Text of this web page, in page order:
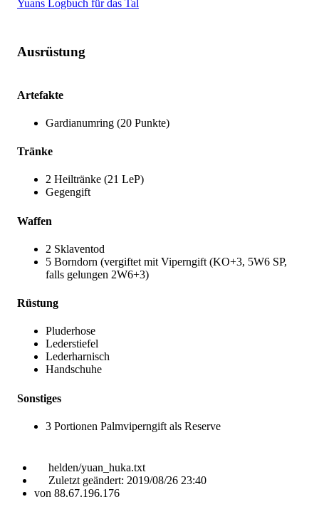
Yuans Logbuch für das Tal
Ausrüstung
Artefakte
Gardianumring (20 Punkte)
Tränke
2 Heiltränke (21 LeP)
Gegengift
Waffen
2 Sklaventod
5 Borndorn (vergiftet mit Viperngift (KO+3, 5W6 SP,
falls gelungen 2W6+3)
Rüstung
Pluderhose
Lederstiefel
Lederharnisch
Handschuhe
Sonstiges
3 Portionen Palmviperngift als Reserve
helden/yuan_huka.txt
Zuletzt geändert: 2019/08/26 23:40
von 88.67.196.176